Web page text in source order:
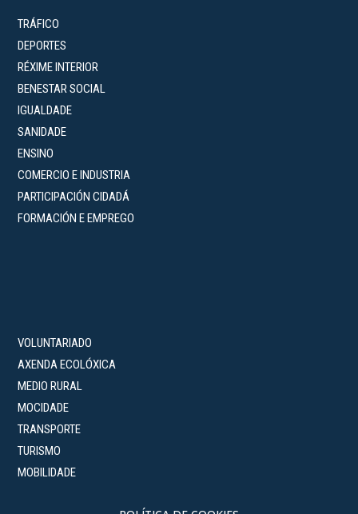
TRÁFICO
DEPORTES
RÉXIME INTERIOR
BENESTAR SOCIAL
IGUALDADE
SANIDADE
ENSINO
COMERCIO E INDUSTRIA
PARTICIPACIÓN CIDADÁ
FORMACIÓN E EMPREGO
VOLUNTARIADO
AXENDA ECOLÓXICA
MEDIO RURAL
MOCIDADE
TRANSPORTE
TURISMO
MOBILIDADE